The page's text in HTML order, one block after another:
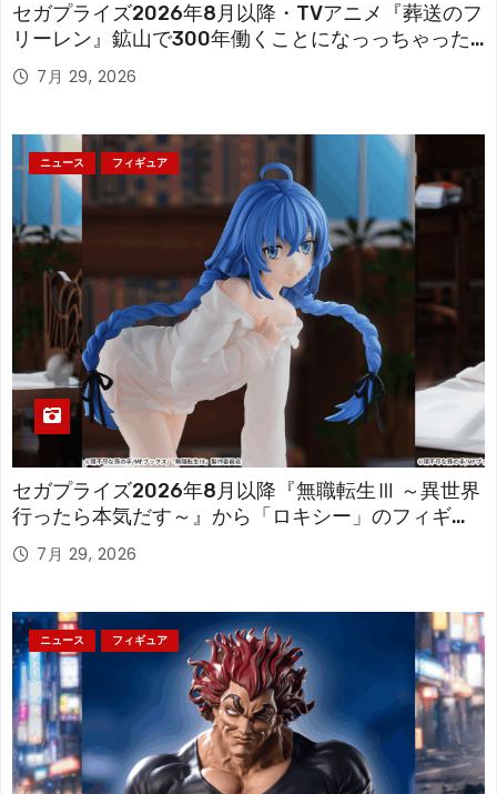
セガプライズ2026年8月以降・TVアニメ『葬送のフ
リーレン』鉱山で300年働くことになっっちゃった
「フリーレン」を立体化！
7月 29, 2026
ニュース フィギュア
セガプライズ2026年8月以降『無職転生Ⅲ ～異世界
行ったら本気だす～』から「ロキシー」のフィギュ
アが登場！
7月 29, 2026
ニュース フィギュア